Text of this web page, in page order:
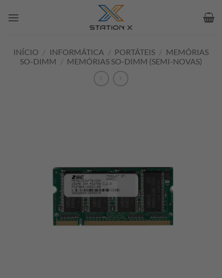
INÍCIO / INFORMÁTICA / PORTÁTEIS / MEMÓRIAS
SO-DIMM / MEMÓRIAS SO-DIMM (SEMI-NOVAS)